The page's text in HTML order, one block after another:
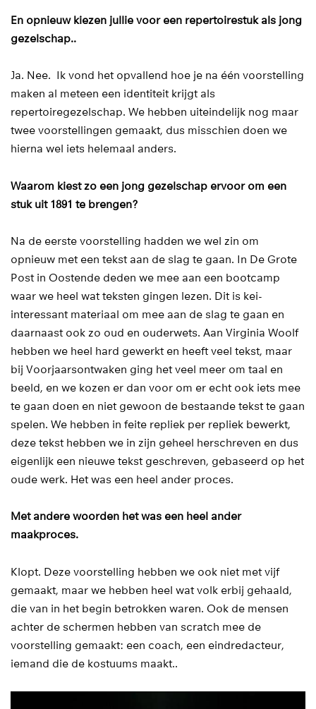
En opnieuw kiezen jullie voor een repertoirestuk als jong
gezelschap..
Ja. Nee. Ik vond het opvallend hoe je na één voorstelling
maken al meteen een identiteit krijgt als
repertoiregezelschap. We hebben uiteindelijk nog maar
twee voorstellingen gemaakt, dus misschien doen we
hierna wel iets helemaal anders.
Waarom kiest zo een jong gezelschap ervoor om een
stuk uit 1891 te brengen?
Na de eerste voorstelling hadden we wel zin om
opnieuw met een tekst aan de slag te gaan. In De Grote
Post in Oostende deden we mee aan een bootcamp
waar we heel wat teksten gingen lezen. Dit is kei-
interessant materiaal om mee aan de slag te gaan en
daarnaast ook zo oud en ouderwets. Aan Virginia Woolf
hebben we heel hard gewerkt en heeft veel tekst, maar
bij Voorjaarsontwaken ging het veel meer om taal en
beeld, en we kozen er dan voor om er echt ook iets mee
te gaan doen en niet gewoon de bestaande tekst te gaan
spelen. We hebben in feite repliek per repliek bewerkt,
deze tekst hebben we in zijn geheel herschreven en dus
eigenlijk een nieuwe tekst geschreven, gebaseerd op het
oude werk. Het was een heel ander proces.
Met andere woorden het was een heel ander
maakproces.
Klopt. Deze voorstelling hebben we ook niet met vijf
gemaakt, maar we hebben heel wat volk erbij gehaald,
die van in het begin betrokken waren. Ook de mensen
achter de schermen hebben van scratch mee de
voorstelling gemaakt: een coach, een eindredacteur,
iemand die de kostuums maakt..